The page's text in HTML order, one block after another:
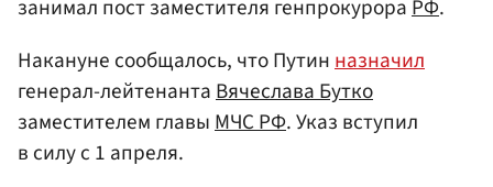
занимал пост заместителя генпрокурораРФ.
Накануне сообщалось, что Путин назначил
генерал-лейтенанта Вячеслава Бутко
заместителем главы МЧС РФ. Указ вступил
в силу с 1 апреля.